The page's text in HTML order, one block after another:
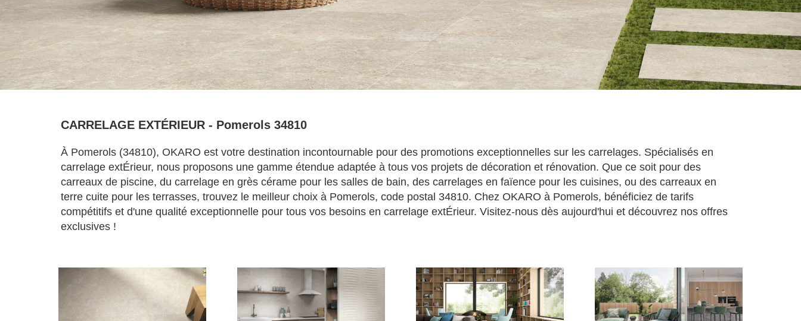
CARRELAGE EXTÉRIEUR - Pomerols 34810
À Pomerols (34810), OKARO est votre destination incontournable pour des promotions exceptionnelles sur les carrelages. Spécialisés en
carrelage extÉrieur, nous proposons une gamme étendue adaptée à tous vos projets de décoration et rénovation. Que ce soit pour des
carreaux de piscine, du carrelage en grès cérame pour les salles de bain, des carrelages en faïence pour les cuisines, ou des carreaux en
terre cuite pour les terrasses, trouvez le meilleur choix à Pomerols, code postal 34810. Chez OKARO à Pomerols, bénéficiez de tarifs
compétitifs et d'une qualité exceptionnelle pour tous vos besoins en carrelage extÉrieur. Visitez-nous dès aujourd'hui et découvrez nos offres
exclusives !